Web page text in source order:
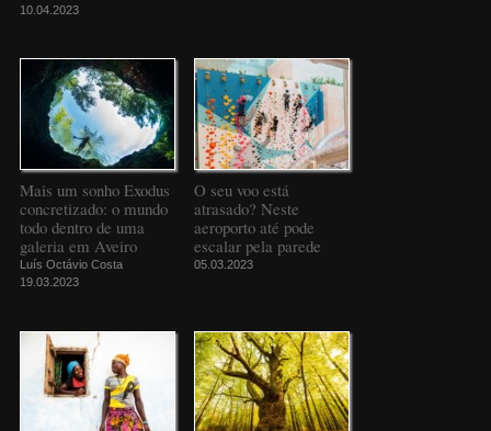
10.04.2023
Mais um sonho Exodus
concretizado: o mundo
todo dentro de uma
galeria em Aveiro
Luís Octávio Costa
19.03.2023
O seu voo está
atrasado? Neste
aeroporto até pode
escalar pela parede
05.03.2023